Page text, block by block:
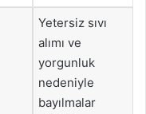
Yetersiz sıvı
alımı ve
yorgunluk
nedeniyle
bayılmalar